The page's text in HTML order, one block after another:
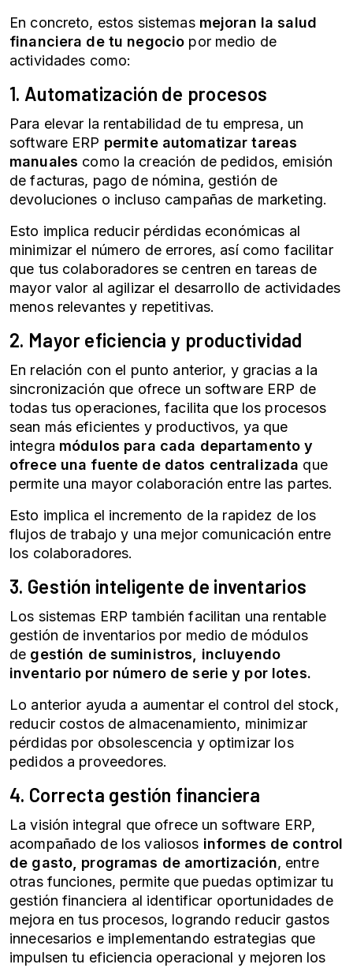
En concreto, estos sistemas mejoran la salud
financiera de tu negocio por medio de
actividades como:
1. Automatización de procesos
Para elevar la rentabilidad de tu empresa, un
software ERP permite automatizar tareas
manuales como la creación de pedidos, emisión
de facturas, pago de nómina, gestión de
devoluciones o incluso campañas de marketing.
Esto implica reducir pérdidas económicas al
minimizar el número de errores, así como facilitar
que tus colaboradores se centren en tareas de
mayor valor al agilizar el desarrollo de actividades
menos relevantes y repetitivas.
2. Mayor eficiencia y productividad
En relación con el punto anterior, y gracias a la
sincronización que ofrece un software ERP de
todas tus operaciones, facilita que los procesos
sean más eficientes y productivos, ya que
integra módulos para cada departamento y
ofrece una fuente de datos centralizada que
permite una mayor colaboración entre las partes.
Esto implica el incremento de la rapidez de los
flujos de trabajo y una mejor comunicación entre
los colaboradores.
3. Gestión inteligente de inventarios
Los sistemas ERP también facilitan una rentable
gestión de inventarios por medio de módulos
de gestión de suministros, incluyendo
inventario por número de serie y por lotes.
Lo anterior ayuda a aumentar el control del stock,
reducir costos de almacenamiento, minimizar
pérdidas por obsolescencia y optimizar los
pedidos a proveedores.
4. Correcta gestión financiera
La visión integral que ofrece un software ERP,
acompañado de los valiosos informes de control
de gasto, programas de amortización, entre
otras funciones, permite que puedas optimizar tu
gestión financiera al identificar oportunidades de
mejora en tus procesos, logrando reducir gastos
innecesarios e implementando estrategias que
impulsen tu eficiencia operacional y mejoren los